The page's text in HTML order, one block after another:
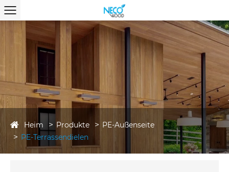
Heim Produkte
PE-Außenseite
PE-Terrassendielen